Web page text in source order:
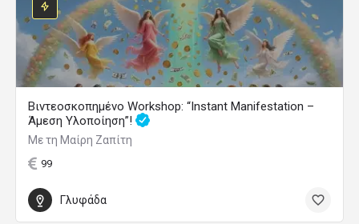
Βιντεοσκοπημένο Workshop: “Instant Manifestation –
Άμεση Υλοποίηση”!
Με τη Μαίρη Ζαπίτη
99
Γλυφάδα